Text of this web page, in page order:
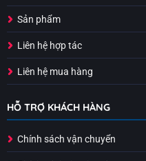
Sản phẩm
Liên hệ hợp tác
Liên hệ mua hàng
HỖ TRỢ KHÁCH HÀNG
Chính sách vận chuyển